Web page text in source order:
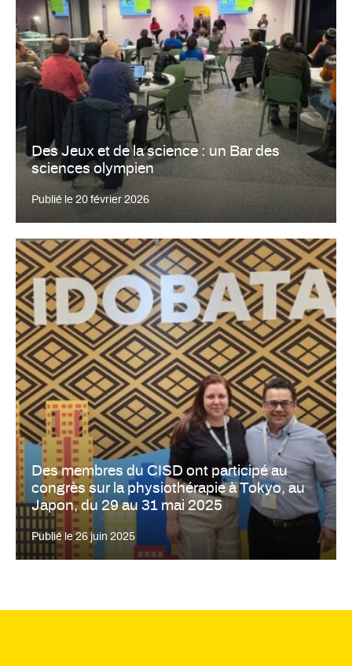
Des Jeux et de la science : un Bar des
sciences olympien
Publié le 20 février 2026
Des membres du CISD ont participé au
congrès sur la physiothérapie à Tokyo, au
Japon, du 29 au 31 mai 2025
Publié le26 juin 2025